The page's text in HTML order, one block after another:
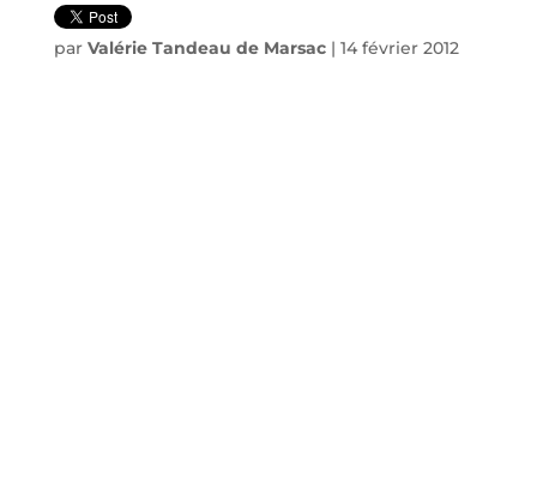
par Valérie Tandeau de Marsac| 14 février 2012